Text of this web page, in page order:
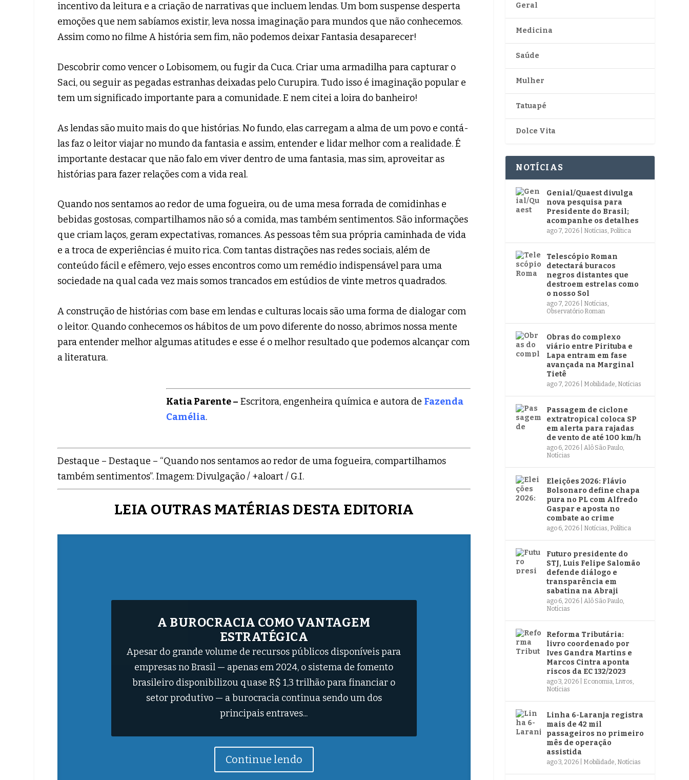
incentivo da leitura e a criação de narrativas que incluem lendas. Um bom suspense desperta
emoções que nem sabíamos existir, leva nossa imaginação para mundos que não conhecemos.
Assim como no filme A história sem fim, não podemos deixar Fantasia desaparecer!
Descobrir como vencer o Lobisomem, ou fugir da Cuca. Criar uma armadilha para capturar o
Saci, ou seguir as pegadas estranhas deixadas pelo Curupira. Tudo isso é imaginação popular e
tem um significado importante para a comunidade. E nem citei a loira do banheiro!
As lendas são muito mais do que histórias. No fundo, elas carregam a alma de um povo e contá-
las faz o leitor viajar no mundo da fantasia e assim, entender e lidar melhor com a realidade. É
importante destacar que não falo em viver dentro de uma fantasia, mas sim, aproveitar as
histórias para fazer relações com a vida real.
Quando nos sentamos ao redor de uma fogueira, ou de uma mesa forrada de comidinhas e
bebidas gostosas, compartilhamos não só a comida, mas também sentimentos. São informações
que criam laços, geram expectativas, romances. As pessoas têm sua própria caminhada de vida
e a troca de experiências é muito rica. Com tantas distrações nas redes sociais, além de
conteúdo fácil e efêmero, vejo esses encontros como um remédio indispensável para uma
sociedade na qual cada vez mais somos trancados em estúdios de vinte metros quadrados.
A construção de histórias com base em lendas e culturas locais são uma forma de dialogar com
o leitor. Quando conhecemos os hábitos de um povo diferente do nosso, abrimos nossa mente
para entender melhor algumas atitudes e esse é o melhor resultado que podemos alcançar com
a literatura.
Katia Parente – Escritora, engenheira química e autora de Fazenda
Camélia.
Destaque – Destaque – “Quando nos sentamos ao redor de uma fogueira, compartilhamos
também sentimentos”. Imagem: Divulgação / +aloart / G.I.
LEIA OUTRAS MATÉRIAS DESTA EDITORIA
DOENÇAS RARAS: A LENTIDÃO DO SISTEMA
X A URGÊNCIA EM TRANSFORMAR
POLÍTICA PÚBLICA EM LEI
A Organização Mundial de Saúde (OMS) estima que existem 15
milhões de brasileiros que convivem com algum tipo de
doença. O número, altamente expressivo, foi divulgado durante
o 11º Cenário das Doenças Raras no Brasil, promovido pela Casa
Hunter, em 8/6, em...
Geral
Medicina
Saúde
Mulher
Tatuapé
Dolce Vita
NOTÍCIAS
Genial/Quaest divulga
nova pesquisa para
Presidente do Brasil;
acompanhe os detalhes
ago 7, 2026 Notícias, Política
Telescópio Roman
detectará buracos
negros distantes que
destroem estrelas como
o nosso Sol
ago 7, 2026 Notícias,
Observatório Roman
Obras do complexo
viário entre Pirituba e
Lapa entram em fase
avançada na Marginal
Tietê
ago 7, 2026 Mobilidade, Notícias
Passagem de ciclone
extratropical coloca SP
em alerta para rajadas
de vento de até 100 km/h
ago 6, 2026 |Alô São Paulo,
Notícias
Eleições 2026: Flávio
Bolsonaro define chapa
pura no PL com Alfredo
Gaspar e aposta no
combate ao crime
ago 6, 2026 Notícias, Política
Futuro presidente do
STJ, Luis Felipe Salomão
defende diálogo e
transparência em
sabatina na Abraji
ago 6, 2026 |Alô São Paulo,
Notícias
Reforma Tributária:
livro coordenado por
Ives Gandra Martins e
Marcos Cintra aponta
riscos da EC 132/2023
ago 3, 2026 Economia, Livros,
Notícias
Linha 6-Laranja registra
mais de 42 mil
passageiros no primeiro
mês de operação
assistida
ago 3, 2026 Mobilidade, Notícias